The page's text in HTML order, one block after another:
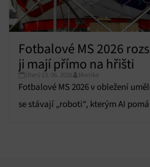
Fotbalové MS 2026
ji mají přímo na hřišti
Úterý 23. 06. 2026 Monika
Fotbalové MS 2026 v obležení
se stávají „roboti“, kterým AI